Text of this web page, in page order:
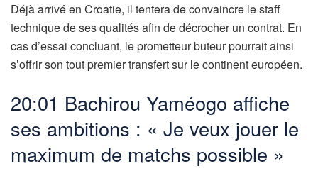
Déjà arrivé en Croatie, il tentera de convaincre le staff
technique de ses qualités afin de décrocher un contrat. En
cas d’essai concluant, le prometteur buteur pourrait ainsi
s’offrir son tout premier transfert sur le continent européen.
20:01 Bachirou Yaméogo affiche
ses ambitions : « Je veux jouer le
maximum de matchs possible »